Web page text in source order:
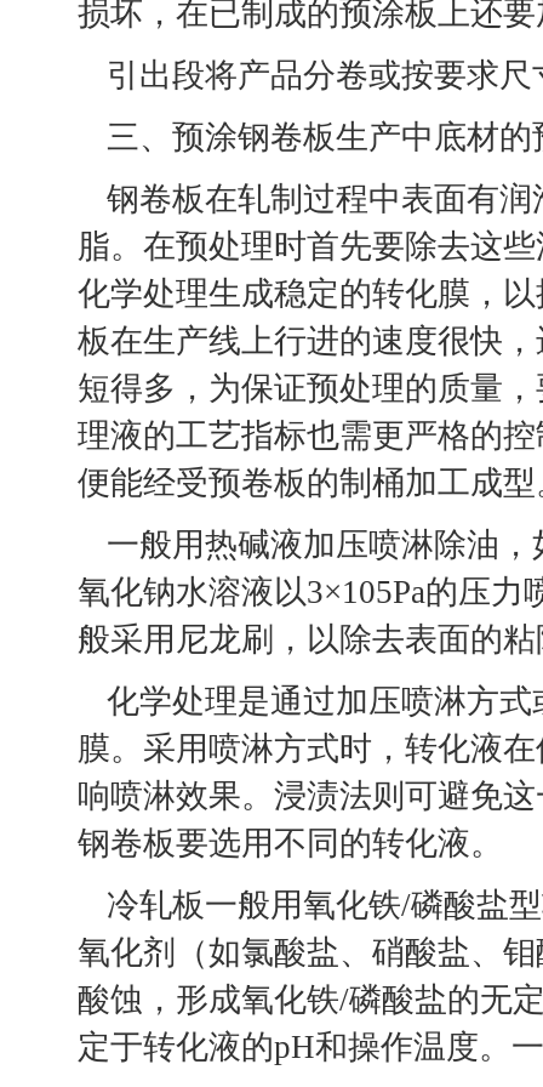
损坏，在已制成的预涂板上还
引出段将产品分卷或按要求
三、预涂钢卷板生产中底材的
钢卷板在轧制过程中表面有
脂。在预处理时首先要除去这
化学处理生成稳定的转化膜，
板在生产线上行进的速度很快
短得多，为保证预处理的质量
理液的工艺指标也需更严格的
便能经受预卷板的制桶加工成型
一般用热碱液加压喷淋除油
氧化钠水溶液以3×105Pa的压
般采用尼龙刷，以除去表面的
化学处理是通过加压喷淋方
膜。采用喷淋方式时，转化液
响喷淋效果。浸渍法则可避免
钢卷板要选用不同的转化液。
冷轧板一般用氧化铁/磷酸盐
氧化剂（如氯酸盐、硝酸盐、
酸蚀，形成氧化铁/磷酸盐的无
定于转化液的pH和操作温度。